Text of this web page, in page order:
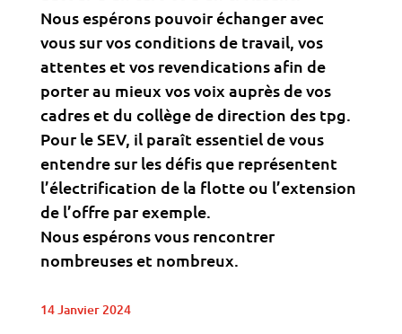
Nous espérons pouvoir échanger avec
vous sur vos conditions de travail, vos
attentes et vos revendications afin de
porter au mieux vos voix auprès de vos
cadres et du collège de direction des tpg.
Pour le SEV, il paraît essentiel de vous
entendre sur les défis que représentent
l’électrification de la flotte ou l’extension
de l’offre par exemple.
Nous espérons vous rencontrer
nombreuses et nombreux.
14 Janvier 2024